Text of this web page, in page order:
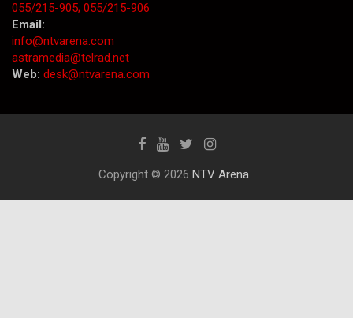
055/215-905; 055/215-906
Email:
info@ntvarena.com
astramedia@telrad.net
Web: desk@ntvarena.com
Copyright © 2026 NTV Arena